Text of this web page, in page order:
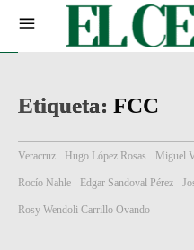
Etiqueta: FCC
Veracruz Hugo López Rosas Miguel
Rocío Nahle Edgar Sandoval Pérez
Rosy Wendoli Carrillo Ovando